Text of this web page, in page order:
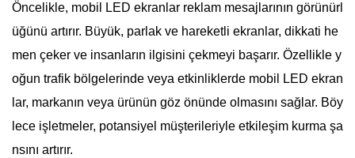
Öncelikle, mobil LED ekranlar reklam mesajlarının görünürl
üğünü artırır. Büyük, parlak ve hareketli ekranlar, dikkati he
men çeker ve insanların ilgisini çekmeyi başarır. Özellikle y
oğun trafik bölgelerinde veya etkinliklerde mobil LED ekran
lar, markanın veya ürünün göz önünde olmasını sağlar. Böy
lece işletmeler, potansiyel müşterileriyle etkileşim kurma şa
nsını artırır.